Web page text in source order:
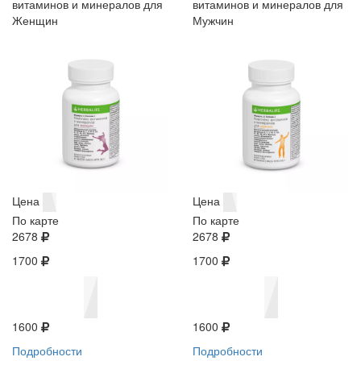
витаминов и минералов для
Женщин
Цена
По карте
2678
1700
1600
Подробности
витаминов и минералов для
Мужчин
Цена
По карте
2678
1700
1600
Подробности